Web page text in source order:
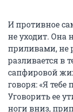
И противное
не уходит. Она
приливами, не
разливается в
сапфировой
говоря: «Я
Уговорить ее
ноги вниз,